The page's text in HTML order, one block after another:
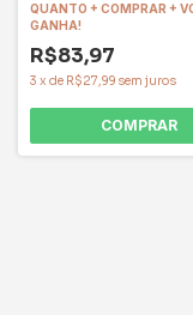
QUANTO + COMPRAR +
GANHA!
R$83,97
3 x de R$27,99 sem juros
COMPRAR